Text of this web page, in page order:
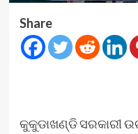
Share
କୁକୁଡାଖଣ୍ଡି ସରକାରୀ